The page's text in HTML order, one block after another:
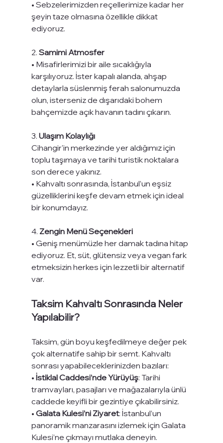
• Sebzelerimizden reçellerimize kadar her
şeyin taze olmasına özellikle dikkat
ediyoruz.
2. Samimi Atmosfer
• Misafirlerimizi bir aile sıcaklığıyla
karşılıyoruz. İster kapalı alanda, ahşap
detaylarla süslenmiş ferah salonumuzda
olun, isterseniz de dışarıdaki bohem
bahçemizde açık havanın tadını çıkarın.
3. Ulaşım Kolaylığı
Cihangir'in merkezinde yer aldığımız için
toplu taşımaya ve tarihi turistik noktalara
son derece yakınız.
• Kahvaltı sonrasında, İstanbul’un eşsiz
güzelliklerini keşfe devam etmek için ideal
bir konumdayız.
4. Zengin Menü Seçenekleri
• Geniş menümüzle her damak tadına hitap
ediyoruz. Et, süt, glütensiz veya vegan fark
etmeksizin herkes için lezzetli bir alternatif
var.
Taksim Kahvaltı Sonrasında Neler
Yapılabilir?
Taksim, gün boyu keşfedilmeye değer pek
çok alternatife sahip bir semt. Kahvaltı
sonrası yapabileceklerinizden bazıları:
• İstiklal Caddesi’nde Yürüyüş: Tarihi
tramvayları, pasajları ve mağazalarıyla ünlü
caddede keyifli bir gezintiye çıkabilirsiniz.
• Galata Kulesi’ni Ziyaret: İstanbul’un
panoramik manzarasını izlemek için Galata
Kulesi’ne çıkmayı mutlaka deneyin.